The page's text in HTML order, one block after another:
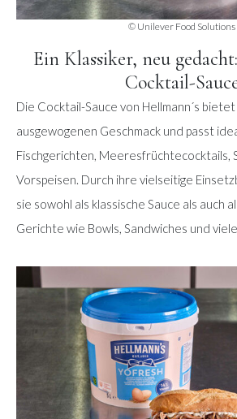
© Unilever Food Solutions
Ein Klassiker, neu
Cocktail-
Die Cocktail-Sauce von Hellmann´s
ausgewogenen Geschmack und passt
Fischgerichten, Meeresfrüchtecocktails,
Vorspeisen. Durch ihre vielseitige
sie sowohl als klassische Sauce als auch
Gerichte wie Bowls, Sandwiches und